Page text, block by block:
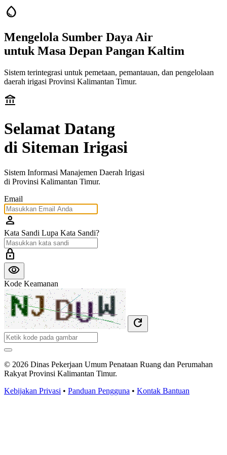
water_drop
Mengelola Sumber Daya Air
untuk Masa Depan Pangan Kaltim
Sistem terintegrasi untuk pemetaan, pemantauan, dan pengelolaan
daerah irigasi Provinsi Kalimantan Timur.
account_balance
Selamat Datang
di Siteman Irigasi
Sistem Informasi Manajemen Daerah Irigasi
di Provinsi Kalimantan Timur.
Email
person
Kata Sandi Lupa Kata Sandi?
lock
visibility
Kode Keamanan
refresh
© 2026 Dinas Pekerjaan Umum Penataan Ruang dan Perumahan
Rakyat Provinsi Kalimantan Timur.
Kebijakan Privasi • Panduan Pengguna • Kontak Bantuan